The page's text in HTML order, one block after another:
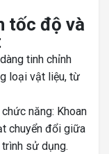
tốc độ và
tinh chỉnh
loại vật liệu, từ
năng: Khoan
chuyển đổi giữa
sử dụng.